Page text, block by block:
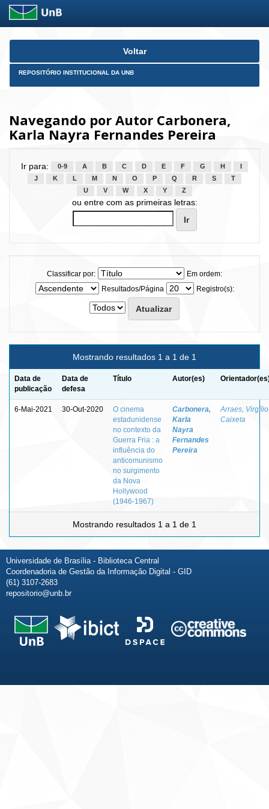
Skip
Voltar
REPOSITÓRIO INSTITUCIONAL DA UNB
Navegando por Autor Carbonera,
Karla Nayra Fernandes Pereira
Ir para: 0-9 A B C D E F G H
J
K L M N O P Q R S
T
U
V W X Y Z
ou entre com as primeiras letras:
Classificar por:
Em ordem:
Resultados/Página
Registro(s):
Mostrando resultados 1 a 1 de 1
Data de
publicação
Data de
defesa
Título Autor(es)
6-Mai-2021 30-Out-2020
O cinema
estadunidense
no contexto da
Guerra Fria : a
influência do
anticomunismo
no surgimento
da Nova
Hollywood
(1946-1967)
Carbonera,
Karla
Nayra
Fernandes
Pereira
Arraes, Virgílio
Caixeta
Mostrando resultados 1 a 1 de 1
Universidade de Brasília - Biblioteca Central
Coordenadoria de Gestão da Informação Digital - GID
(61) 3107-2683
repositorio@unb.br